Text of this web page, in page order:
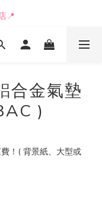
📍
到💨
金氣墊
)
！( 背景紙、大型或